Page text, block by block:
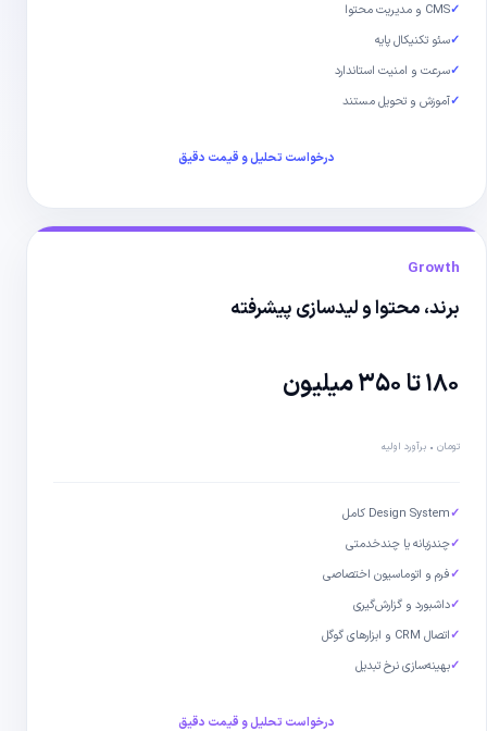
✓CMS و مدیریت محتوا
✓سئو تکنیکال پایه
✓سرعت و امنیت استاندارد
✓آموزش و تحویل مستند
درخواست تحلیل و قیمت دقیق
Growth
برند، محتوا و لیدسازی پیشرفته
۱۸۰ تا ۳۵۰ میلیون
تومان • برآورد اولیه
✓Design System کامل
✓چندزبانه یا چندخدمتی
✓فرم و اتوماسیون اختصاصی
✓داشبورد و گزارش‌گیری
✓اتصال CRM و ابزارهای گوگل
✓بهینه‌سازی نرخ تبدیل
درخواست تحلیل و قیمت دقیق